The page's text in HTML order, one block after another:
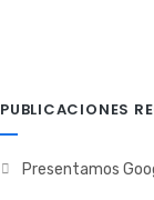
PUBLICACIONES
Presentamos